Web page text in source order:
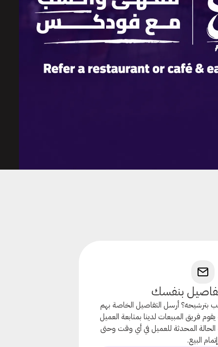
بنفسك
بترشيحه؟ أرسل التفاصيل الخاصة بهم
فريق المبيعات لدينا بمتابعة العميل
المحدثة للعميل في أي وقت وحتى
إتمام البيع.